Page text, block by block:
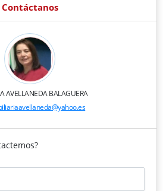
Contáctanos
AVELLANEDA BALAGUERA